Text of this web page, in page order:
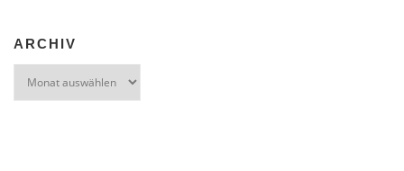
ARCHIV